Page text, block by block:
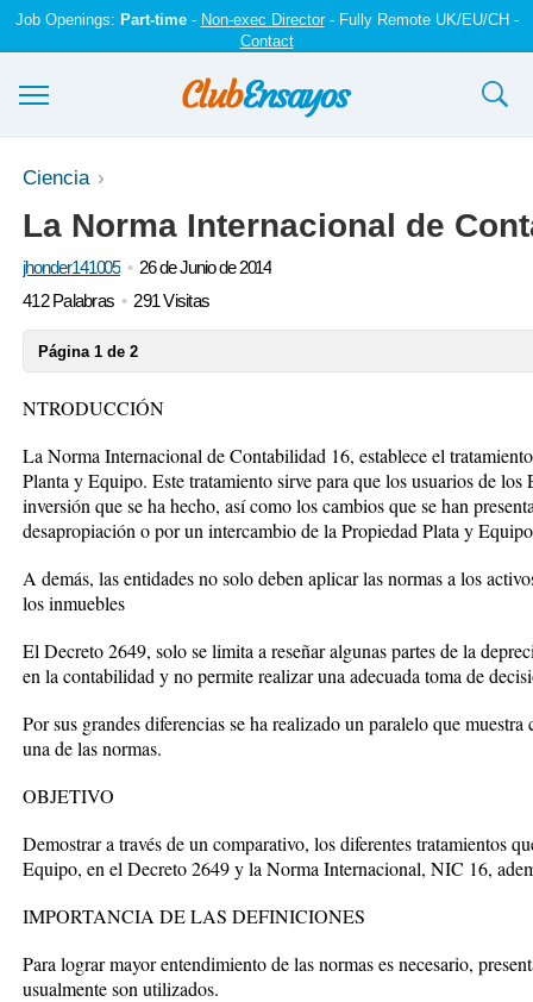
Job Openings: Part-time- Non-exec Director- Fully Remote UK/EU/CH -
Contact
Ensayos y trabajos
Registrarse
Iniciar sesión
Ciencia
La Norma Internacional de
jhonder141005
26 de Junio de 2014
412 Palabras
291 Visitas
Página 1 de 2
NTRODUCCIÓN
La Norma Internacional de Contabilidad 16, establece el
Planta y Equipo. Este tratamiento sirve para que los usuarios de
inversión que se ha hecho, así como los cambios que se han
desapropiación o por un intercambio de la Propiedad Plata y
A demás, las entidades no solo deben aplicar las normas a los
los inmuebles
El Decreto 2649, solo se limita a reseñar algunas partes de la
en la contabilidad y no permite realizar una adecuada toma de
Por sus grandes diferencias se ha realizado un paralelo que
una de las normas.
OBJETIVO
Demostrar a través de un comparativo, los diferentes tratamientos
Equipo, en el Decreto 2649 y la Norma Internacional, NIC 16,
IMPORTANCIA DE LAS DEFINICIONES
Para lograr mayor entendimiento de las normas es necesario,
usualmente son utilizados.